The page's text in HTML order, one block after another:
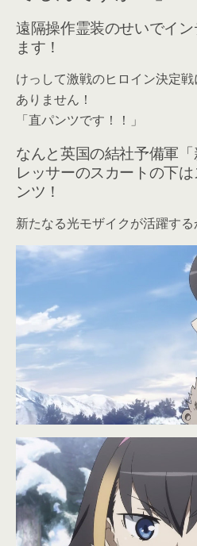
遠隔操作霊装のせいでイ
ます！
けっして激戦のヒロイン決定
ありません！
「直パンツです！！」
なんと英国の結社予備軍
レッサーのスカートの下
ンツ！
新たなる光モザイクが活躍する